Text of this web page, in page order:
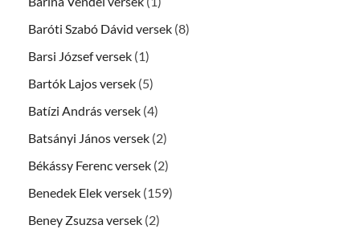
Baróti Szabó Dávid versek (8)
Barsi József versek (1)
Bartók Lajos versek (5)
Batízi András versek (4)
Batsányi János versek (2)
Békássy Ferenc versek (2)
Benedek Elek versek (159)
Beney Zsuzsa versek (2)